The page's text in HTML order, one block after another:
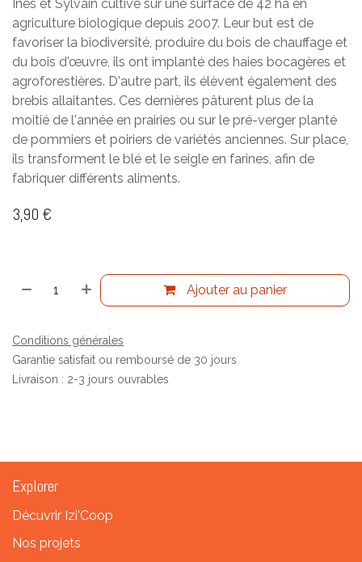
Ines et Sylvain cultive sur une surface de 42 ha en
agriculture biologique depuis 2007. Leur but est de
favoriser la biodiversité, produire du bois de chauffage et
du bois d'œuvre, ils ont implanté des haies bocagères et
agroforestières. D'autre part, ils élèvent également des
brebis allaitantes. Ces dernières pâturent plus de la
moitié de l'année en prairies ou sur le pré-verger planté
de pommiers et poiriers de variétés anciennes. Sur place,
ils transforment le blé et le seigle en farines, afin de
fabriquer différents aliments.
3,90 €
Ajouter au panier
Conditions générales
Garantie satisfait ou remboursé de 30 jours
Livraison : 2-3 jours ouvrables
Explorer
Décuvrir Izi'Coop
Nos projets